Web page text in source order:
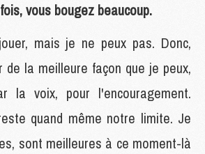
vous bougez beaucoup.
mais je ne peux pas. Donc,
la meilleure façon que je peux,
la voix, pour l'encouragement.
quand même notre limite. Je
sont meilleures à ce moment-là